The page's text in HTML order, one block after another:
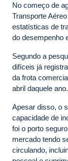
No começo de
Transporte
estatísticas de
do desempenho
Segundo a
difíceis já
da frota
abril daquele ano.
Apesar disso, o
capacidade de
foi o porto
mercado tendo
circulando,